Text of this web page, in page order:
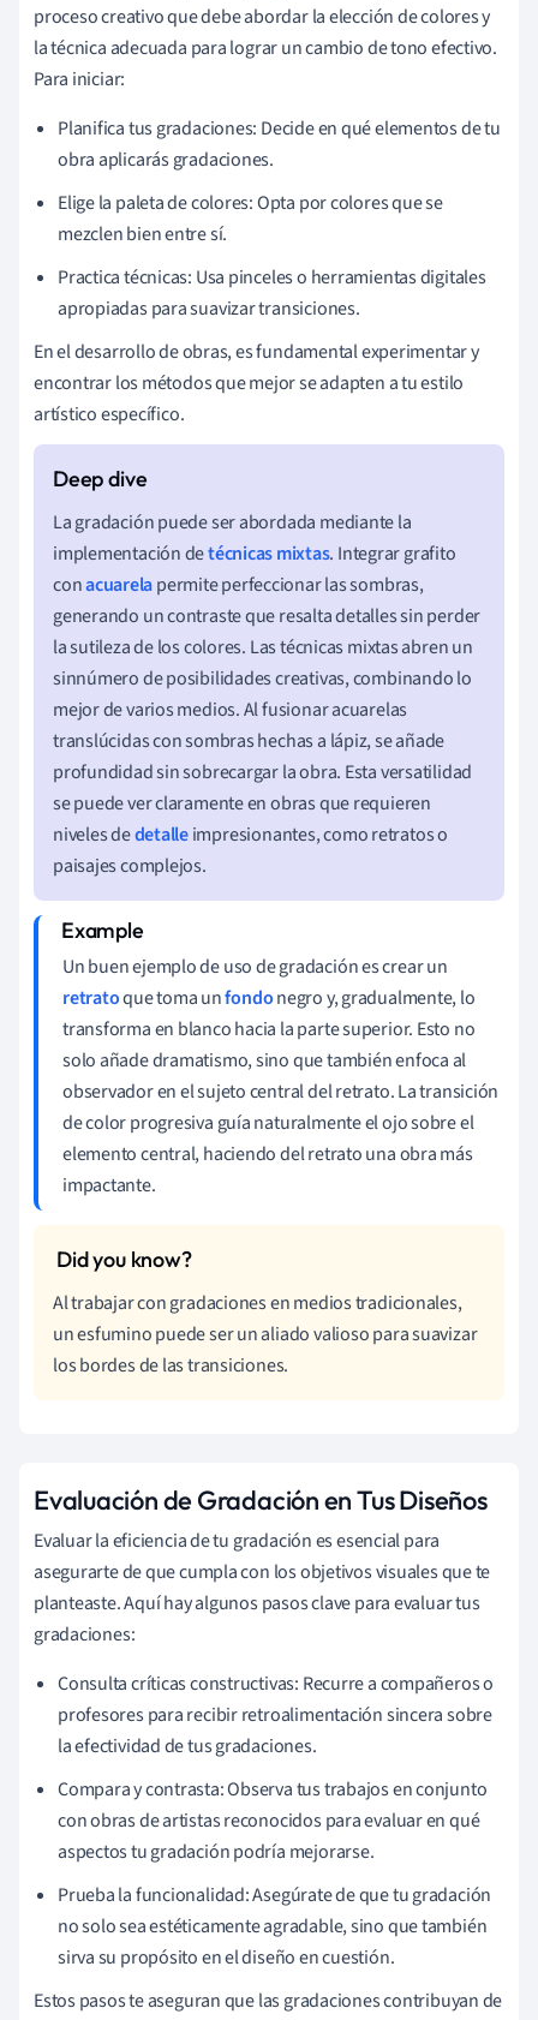
proceso creativo que debe abordar la elección de colores y
la técnica adecuada para lograr un cambio de tono efectivo.
Para iniciar:
Planifica tus gradaciones: Decide en qué elementos de tu
obra aplicarás gradaciones.
Elige la paleta de colores: Opta por colores que se
mezclen bien entre sí.
Practica técnicas: Usa pinceles o herramientas digitales
apropiadas para suavizar transiciones.
En el desarrollo de obras, es fundamental experimentar y
encontrar los métodos que mejor se adapten a tu estilo
artístico específico.
La gradación puede ser abordada mediante la
implementación detécnicas mixtas. Integrar grafito
conacuarelapermite perfeccionar las sombras,
generando un contraste que resalta detalles sin perder
la sutileza de los colores. Las técnicas mixtas abren un
sinnúmero de posibilidades creativas, combinando lo
mejor de varios medios. Al fusionar acuarelas
translúcidas con sombras hechas a lápiz, se añade
profundidad sin sobrecargar la obra. Esta versatilidad
se puede ver claramente en obras que requieren
niveles dedetalleimpresionantes, como retratos o
paisajes complejos.
Un buen ejemplo de uso de gradación es crear un
retratoque toma unfondonegro y, gradualmente, lo
transforma en blanco hacia la parte superior. Esto no
solo añade dramatismo, sino que también enfoca al
observador en el sujeto central del retrato. La transición
de color progresiva guía naturalmente el ojo sobre el
elemento central, haciendo del retrato una obra más
impactante.
Al trabajar con gradaciones en medios tradicionales,
un esfumino puede ser un aliado valioso para suavizar
los bordes de las transiciones.
Evaluación de Gradación en Tus Diseños
Evaluar la eficiencia de tu gradación es esencial para
asegurarte de que cumpla con los objetivos visuales que te
planteaste. Aquí hay algunos pasos clave para evaluar tus
gradaciones:
Consulta críticas constructivas: Recurre a compañeros o
profesores para recibir retroalimentación sincera sobre
la efectividad de tus gradaciones.
Compara y contrasta: Observa tus trabajos en conjunto
con obras de artistas reconocidos para evaluar en qué
aspectos tu gradación podría mejorarse.
Prueba la funcionalidad: Asegúrate de que tu gradación
no solo sea estéticamente agradable, sino que también
sirva su propósito en el diseño en cuestión.
Estos pasos te aseguran que las gradaciones contribuyan de